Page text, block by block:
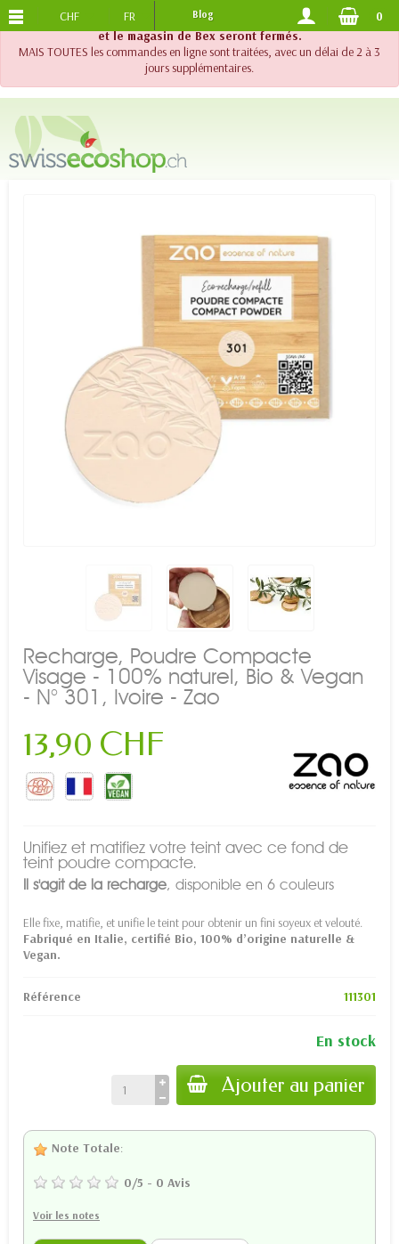
!! Important !! Jusqu'au 20 août 2026, le support téléphonique
et le magasin de Bex seront fermés.
MAIS TOUTES les commandes en ligne sont traitées, avec un délai de 2 à 3
jours supplémentaires.
PORTS OFFERTS DES 120.-
CHF FR Blog 0
Recharge, Poudre Compacte
Visage - 100% naturel, Bio & Vegan
- N° 301, Ivoire - Zao
13,90 CHF
Unifiez et matifiez votre teint avec ce fond de
teint poudre compacte.
Il s'agit de la recharge, disponible en 6 couleurs
Elle fixe, matifie, et unifie le teint pour obtenir un fini soyeux et velouté.
Fabriqué en Italie, certifié Bio, 100% d’origine naturelle &
Vegan.
Référence 111301
En stock
Ajouter au panier
Note Totale:
0/5 - 0 Avis
Voir les notes